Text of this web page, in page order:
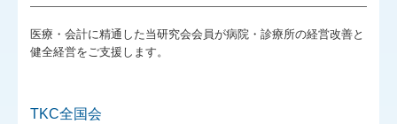
医療・会計に精通した当研究会会員が病院・診療所の経営改善と
健全経営をご支援します。
TKC全国会